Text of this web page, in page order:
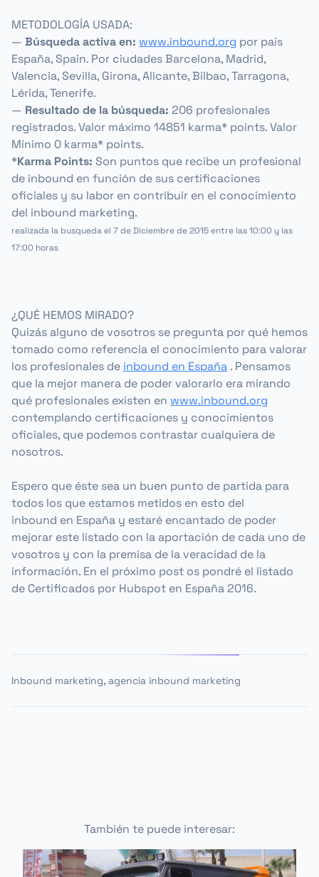
METODOLOGÍA USADA:
— Búsqueda activa en: www.inbound.org por país
España, Spain. Por ciudades Barcelona, Madrid,
Valencia, Sevilla, Girona, Alicante, Bilbao, Tarragona,
Lérida, Tenerife.
— Resultado de la búsqueda: 206 profesionales
registrados. Valor máximo 14851 karma* points. Valor
Mínimo 0 karma* points.
*Karma Points: Son puntos que recibe un profesional
de inbound en función de sus certificaciones
oficiales y su labor en contribuir en el conocimiento
del inbound marketing.
realizada la busqueda el 7 de Diciembre de 2015 entre las 10:00 y las
17:00 horas
¿QUÉ HEMOS MIRADO?
Quizás alguno de vosotros se pregunta por qué hemos
tomado como referencia el conocimiento para valorar
los profesionales de inbound en España . Pensamos
que la mejor manera de poder valorarlo era mirando
qué profesionales existen en www.inbound.org
contemplando certificaciones y conocimientos
oficiales, que podemos contrastar cualquiera de
nosotros.
Espero que éste sea un buen punto de partida para
todos los que estamos metidos en esto del
inbound en España y estaré encantado de poder
mejorar este listado con la aportación de cada uno de
vosotros y con la premisa de la veracidad de la
información. En el próximo post os pondré el listado
de Certificados por Hubspot en España 2016.
Inbound marketing, agencia inbound marketing
También te puede interesar: